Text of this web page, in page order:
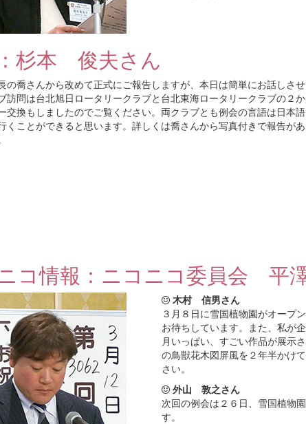
杉本 俊夫さん
の喬さんから改めて正式にご報告しますが、本日は簡単にお話しさ
訪問は台北旭日ロータリークラブと台北東海ロータリークラブの２
交換もしましたのでご覧ください。両クラブとも例会の言語は日本
くことができると思います。詳しくは喬さんから写真付きで報告が
コ情報：ニコニコ委員会 平
木村 信男さん
３月８日に雪国植物園がオープ
お待ちしています。また、私が
月いっぱい、すごい作品が展示
の鳥獣花木図屏風を２年半かけ
さい。
外山 敦之さん
次回の例会は２６日、雪国植物
す。